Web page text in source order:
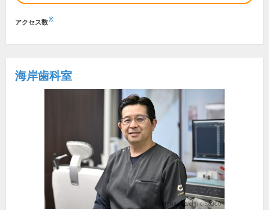
アクセス数※
海岸歯科室